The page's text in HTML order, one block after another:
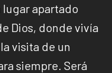
apartado
Dios, donde vivía
visita de un
siempre. Será